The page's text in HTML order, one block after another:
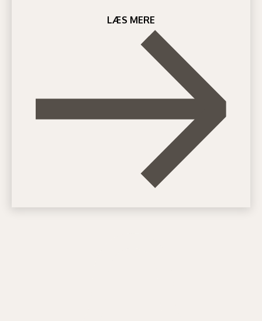
LÆS MERE